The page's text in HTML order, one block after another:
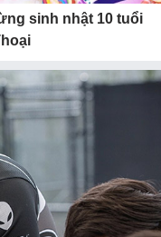
sinh nhật 10 tuổi